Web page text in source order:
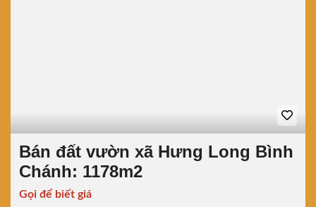
Bán đất vườn xã Hưng Long Bình
Chánh: 1178m2
Gọi để biết giá